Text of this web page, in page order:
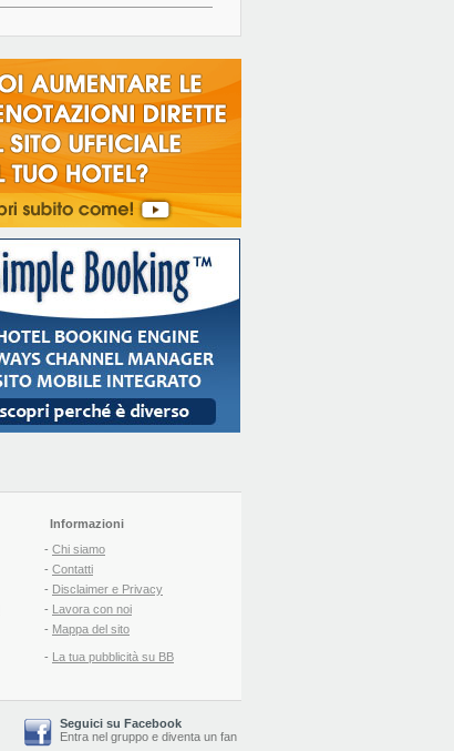
Informazioni
- Chi siamo
- Contatti
- Disclaimer e Privacy
- Lavora con noi
- Mappa del sito
- La tua pubblicità su BB
Seguici su Facebook
Entra nel gruppo e diventa un fan